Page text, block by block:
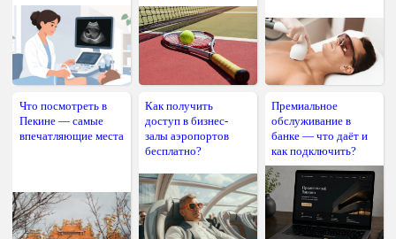
Что посмотреть в
Пекине — самые
впечатляющие места
Как получить
доступ в бизнес-
залы аэропортов
бесплатно?
Премиальное
обслуживание в
банке — что даёт и
как подключить?